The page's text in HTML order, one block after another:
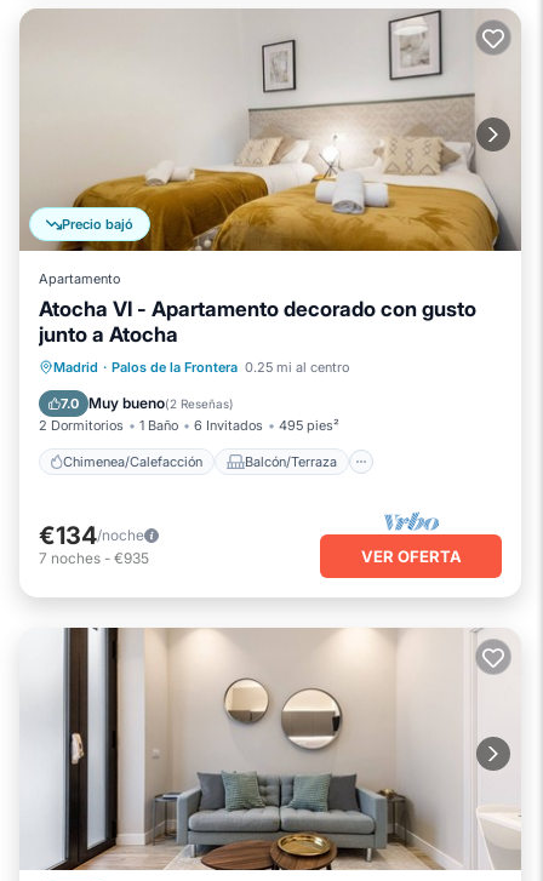
Precio bajó
Apartamento
Atocha VI - Apartamento decorado con gusto
junto a Atocha
Madrid · Palos de la Frontera 0.25 mi al centro
7.0 Muy bueno(2 Reseñas)
2 Dormitorios 1 Baño 6 Invitados 495 pies²
Chimenea/Calefacción Balcón/Terraza
Chimenea/Calefacción
Balcón/Terraza
Se admiten mascotas
€134/noche
7 noches - €935 VER OFERTA